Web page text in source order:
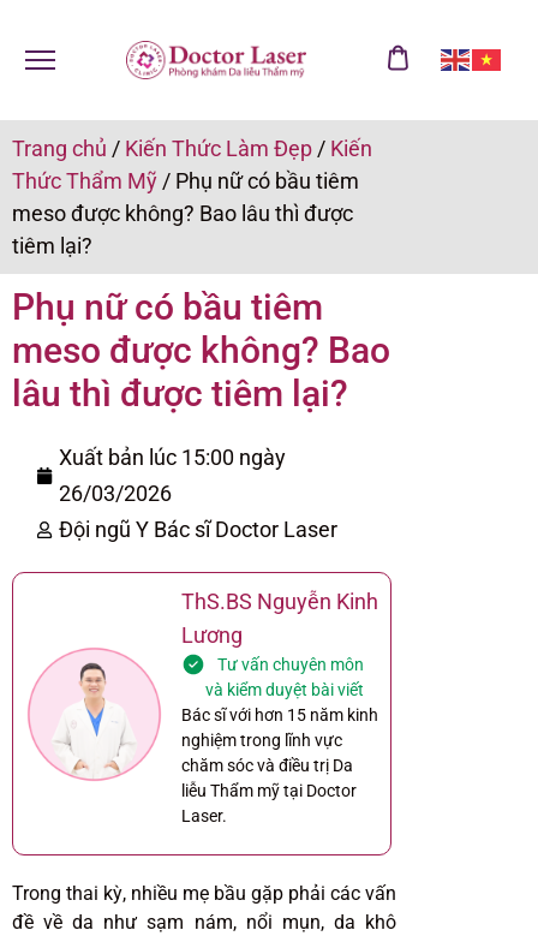
Trang chủ / Kiến Thức Làm Đẹp / Kiến
Thức Thẩm Mỹ / Phụ nữ có bầu tiêm
meso được không? Bao lâu thì được
tiêm lại?
Phụ nữ có bầu tiêm
meso được không? Bao
lâu thì được tiêm lại?
Xuất bản lúc 15:00 ngày
26/03/2026
Đội ngũ Y Bác sĩ Doctor Laser
ThS.BS Nguyễn Kinh
Lương
Tư vấn chuyên môn
và kiểm duyệt bài viết
Bác sĩ với hơn 15 năm kinh
nghiệm trong lĩnh vực
chăm sóc và điều trị Da
liễu Thẩm mỹ tại Doctor
Laser.
Trong thai kỳ, nhiều mẹ bầu gặp phải các vấn
đề về da như sạm nám, nổi mụn, da khô